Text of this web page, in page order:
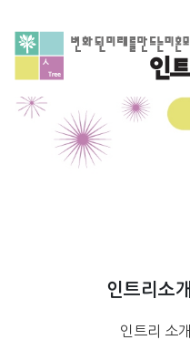
인트리소개
인트리 소개